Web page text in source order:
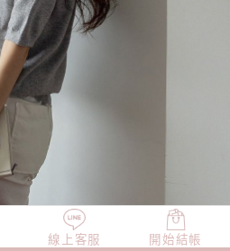
線上客服 開始結帳
TOP100 小編穿搭